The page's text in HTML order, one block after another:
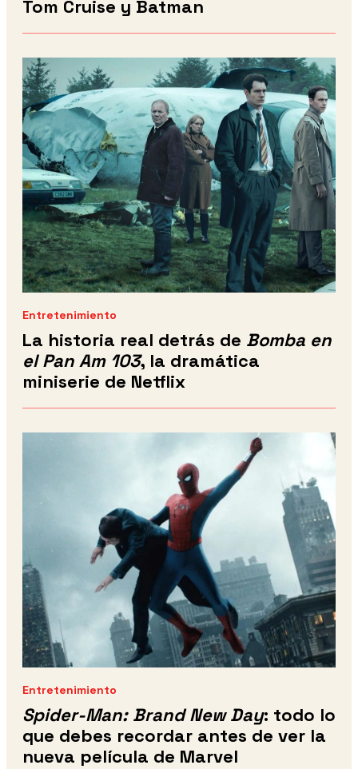
Tom Cruise y Batman
Entretenimiento
La historia real detrás de Bomba en
el Pan Am 103, la dramática
miniserie de Netflix
Entretenimiento
Spider-Man: Brand New Day: todo lo
que debes recordar antes de ver la
nueva película de Marvel